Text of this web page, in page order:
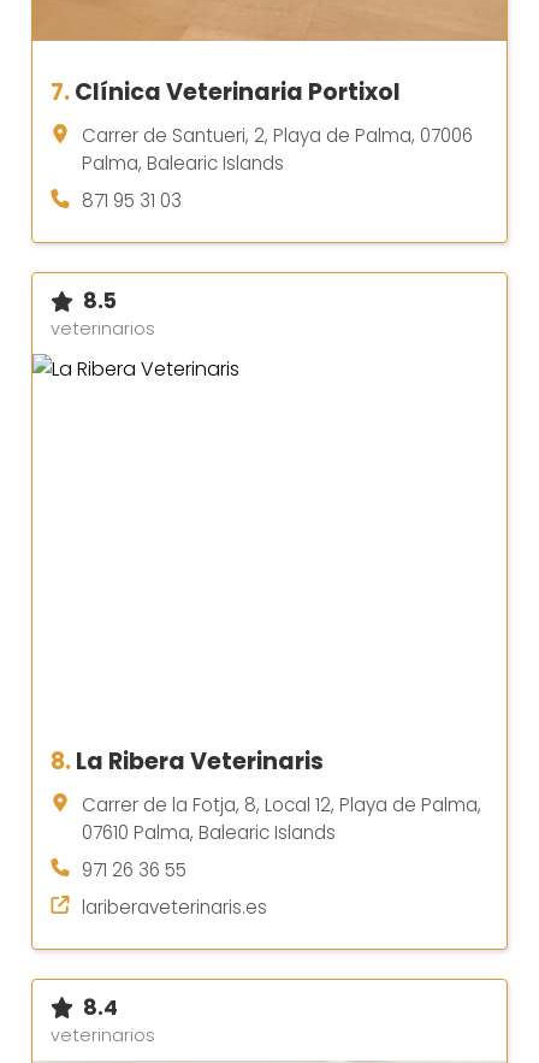
7.Clínica Veterinaria Portixol
Carrer de Santueri, 2, Playa de Palma, 07006
Palma, Balearic Islands
871 95 31 03
8.5
veterinarios
8.La Ribera Veterinaris
Carrer de la Fotja, 8, Local 12, Playa de Palma,
07610 Palma, Balearic Islands
971 26 36 55
lariberaveterinaris.es
8.4
veterinarios